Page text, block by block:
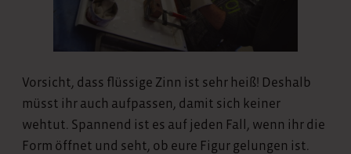
Vorsicht, dass flüssige Zinn ist sehr heiß! Deshalb
müsst ihr auch aufpassen, damit sich keiner
wehtut. Spannend ist es auf jeden Fall, wenn ihr die
Form öffnet und seht, ob eure Figur gelungen ist.